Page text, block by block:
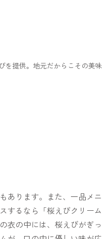
を提供。地元だからこその美味
あります。また、一品メニ
するなら「桜えびクリーム
衣の中には、桜えびがぎっ